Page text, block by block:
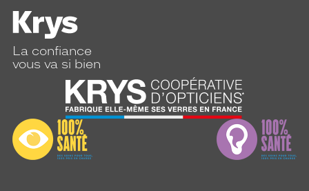
La confiance
vous va si bien